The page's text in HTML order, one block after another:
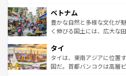
参照してほしい。
容にもいいと評判のスイー
が味わえる。 なお、新
照してほしい。
き、地方に足を延ばせば四
できる。そして、キムチや
まで、さまざまな韓国料理
リティに包まれながら、韓
わってみてほ
覧を参照してほしい。
ベトナム
豊かな自然と多様な文化が
く伸びる国土には、広大な
急速な発展と共に伝統が息
ーチミン市のフランス統治
醸し出している。また、バ
タイ
タイは、東南アジアに位置
国だ。首都バンコクは高層